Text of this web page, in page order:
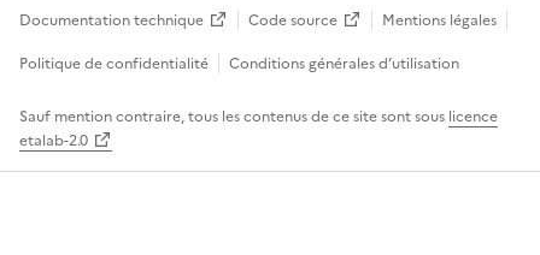
Documentation technique
Code source
Mentions légales
Politique de confidentialité
Conditions générales d’utilisation
Sauf mention contraire, tous les contenus de ce site sont sous licence
etalab-2.0